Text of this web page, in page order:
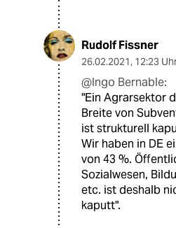
Rudolf Fissner
26.02.2021, 12:23
@Ingo Bernable:
"Ein Agrarsektor
Breite von
ist strukturell
Wir haben in DE
von 43 %.
Sozialwesen,
etc. ist deshalb
kaputt".